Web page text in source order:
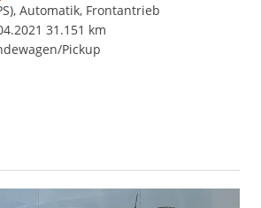
Automatik, Frontantrieb
31.151 km
Pickup